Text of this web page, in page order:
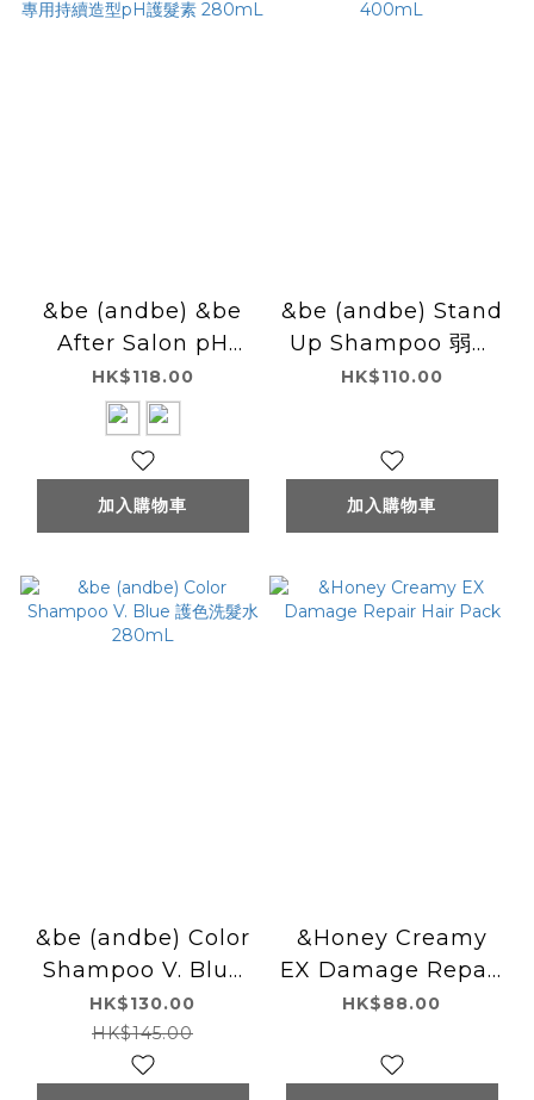
&be (andbe) &be
After Salon pH
Conditioner 電染後
專用持續造型pH護髮
素 280mL
HK$118.00
加入購物車
&be (andbe) Stand
Up Shampoo 弱酸
性豐盈洗髮水400mL
HK$110.00
加入購物車
&be (andbe) Color
Shampoo V. Blue
護色洗髮水280mL
HK$130.00
HK$145.00
&Honey Creamy
EX Damage Repair
Hair Pack
HK$88.00